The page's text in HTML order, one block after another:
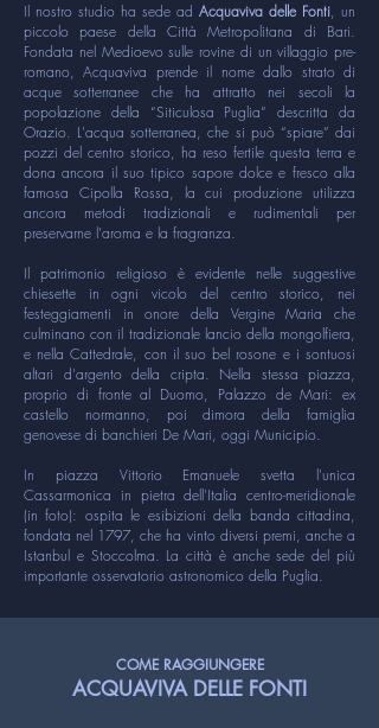
Il nostro studio ha sede ad Acquaviva delle Fonti, un
piccolo paese della Città Metropolitana di Bari.
Fondata nel Medioevo sulle rovine di un villaggio pre-
romano, Acquaviva prende il nome dallo strato di
acque sotterranee che ha attratto nei secoli la
popolazione della “Siticulosa Puglia” descritta da
Orazio. L'acqua sotterranea, che si può “spiare” dai
pozzi del centro storico, ha reso fertile questa terra e
dona ancora il suo tipico sapore dolce e fresco alla
famosa Cipolla Rossa, la cui produzione utilizza
ancora metodi tradizionali e rudimentali per
preservarne l'aroma e la fragranza.
Il patrimonio religioso è evidente nelle suggestive
chiesette in ogni vicolo del centro storico, nei
festeggiamenti in onore della Vergine Maria che
culminano con il tradizionale lancio della mongolfiera,
e nella Cattedrale, con il suo bel rosone e i sontuosi
altari d'argento della cripta. Nella stessa piazza,
proprio di fronte al Duomo, Palazzo de Mari: ex
castello normanno, poi dimora della famiglia
genovese di banchieri De Mari, oggi Municipio.
In piazza Vittorio Emanuele svetta l'unica
Cassarmonica in pietra dell'Italia centro-meridionale
(in foto): ospita le esibizioni della banda cittadina,
fondata nel 1797, che ha vinto diversi premi, anche a
Istanbul e Stoccolma. La città è anche sede del più
importante osservatorio astronomico della Puglia.
COME RAGGIUNGERE
ACQUAVIVA DELLE FONTI